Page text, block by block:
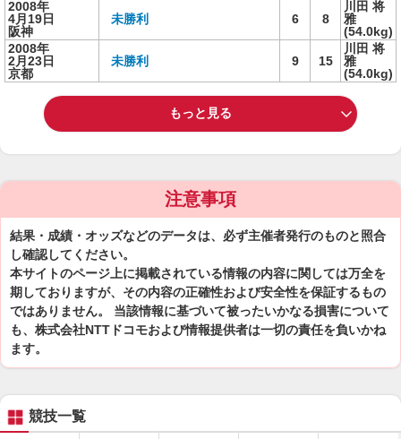
2008年
4月19日
阪神
未勝利 6 8
川田 将
雅
(54.0kg)
2008年
2月23日
京都
未勝利 9 15
川田 将
雅
(54.0kg)
もっと見る
注意事項
結果・成績・オッズなどのデータは、必ず主催者発行のものと照合
し確認してください。
本サイトのページ上に掲載されている情報の内容に関しては万全を
期しておりますが、その内容の正確性および安全性を保証するもの
ではありません。 当該情報に基づいて被ったいかなる損害について
も、株式会社NTTドコモおよび情報提供者は一切の責任を負いかね
ます。
競技一覧